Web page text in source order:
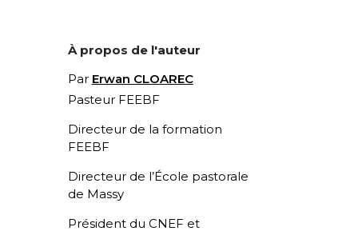
À propos de l'auteur
Par Erwan CLOAREC
Pasteur FEEBF
Directeur de la formation
FEEBF
Directeur de l’École pastorale
de Massy
Président du CNEF et